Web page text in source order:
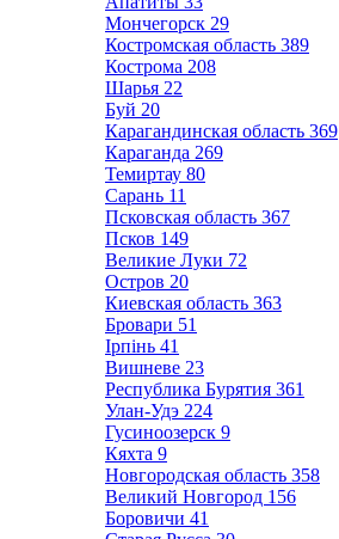
Мончегорск 29
Костромская область 389
Кострома 208
Шарья 22
Буй 20
Карагандинская область 369
Караганда 269
Темиртау 80
Сарань 11
Псковская область 367
Псков 149
Великие Луки 72
Остров 20
Киевская область 363
Бровари 51
Ірпінь 41
Вишневе 23
Республика Бурятия 361
Улан-Удэ 224
Гусиноозерск 9
Кяхта 9
Новгородская область 358
Великий Новгород 156
Боровичи 41